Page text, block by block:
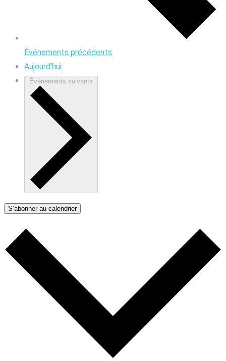
Événements précédents
Aujourd’hui
Événements suivants
S’abonner au calendrier